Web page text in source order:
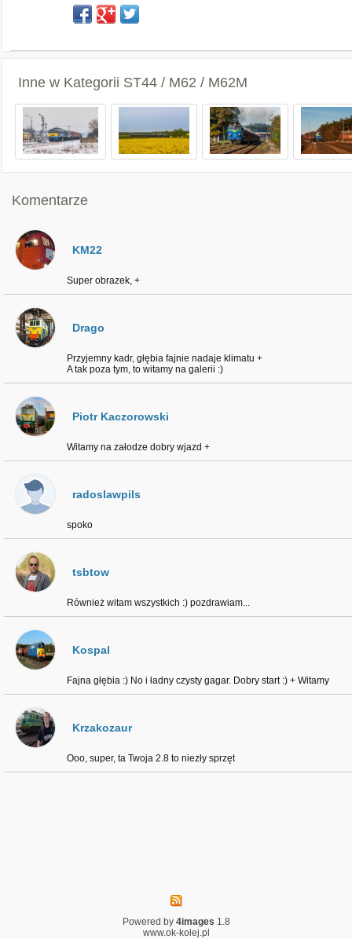
Inne w Kategorii ST44 / M62 / M62M
Komentarze
KM22
Super obrazek, +
Drago
Przyjemny kadr, głębia fajnie nadaje klimatu +
A tak poza tym, to witamy na galerii :)
Piotr Kaczorowski
Witamy na załodze dobry wjazd +
radoslawpils
spoko
tsbtow
Również witam wszystkich :) pozdrawiam...
Kospal
Fajna głębia :) No i ładny czysty gagar. Dobry start :) + Witamy
Krzakozaur
Ooo, super, ta Twoja 2.8 to niezły sprzęt
Powered by 4images 1.8
www.ok-kolej.pl